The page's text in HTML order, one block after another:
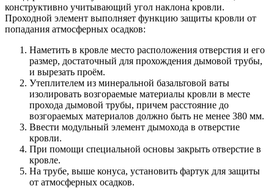
конструктивно учитывающий угол наклона кровли.
Проходной элемент выполняет функцию защиты кровли от
попадания атмосферных осадков:
Наметить в кровле место расположения отверстия и его
размер, достаточный для прохождения дымовой трубы,
и вырезать проём.
Утеплителем из минеральной базальтовой ваты
изолировать возгораемые материалы кровли в месте
прохода дымовой трубы, причем расстояние до
возгораемых материалов должно быть не менее 380 мм.
Ввести модульный элемент дымохода в отверстие
кровли.
При помощи специальной основы закрыть отверстие в
кровле.
На трубе, выше конуса, установить фартук для защиты
от атмосферных осадков.